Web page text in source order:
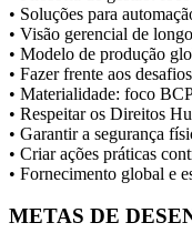
• Soluções para
• Visão gerencial de
• Modelo de produção
• Fazer frente aos
• Materialidade: foco
• Respeitar os Direitos
• Garantir a segurança
• Criar ações práticas
• Fornecimento global e
METAS DE